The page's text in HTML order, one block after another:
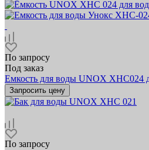
По запросу
Под заказ
Емкость для воды UNOX XHC024
Запросить цену
По запросу